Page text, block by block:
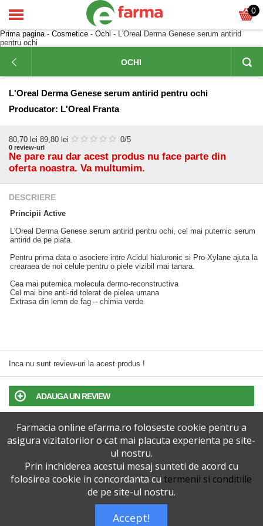
0
Prima pagina- Cosmetice - Ochi - L'Oreal Derma Genese serum antirid
pentru ochi
OCHI
L'Oreal Derma Genese serum antirid pentru ochi
Producator: L'Oreal Franta
80,70 lei 89,80 lei 0/5
0 review-uri
Ne pare rau dar acest produs nu face parte din
oferta noastra. Va multumim.
DESCRIERE
Principii Active
L'Oreal Derma Genese serum antirid pentru ochi, cel mai puternic serum
antirid de pe piata.
Pentru prima data o asociere intre Acidul hialuronic si Pro-Xylane ajuta la
crearaea de noi celule pentru o piele vizibil mai tanara.
Cea mai puternica molecula dermo-reconstructiva
Cel mai bine anti-rid tolerat de pielea umana
Extrasa din lemn de fag – chimia verde
Inca nu sunt review-uri la acest produs !
ADAUGA UN REVIEW
TERMENI SI CONDITII
POLITICA DE CONFIDENTIALITATE
VERSIUNEA DESKTOP
Farmacia online efarma.ro foloseste cookie pentru a
asigura vizitatorilor o cat mai placuta experienta pe site-
ul nostru.
Prin inchiderea acestui mesaj sunteti de acord cu
folosirea cookie in concordanta cu termenii si conditiile
de pe site-ul nostru.
Accept!